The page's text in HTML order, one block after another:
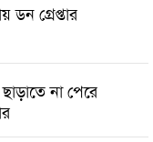
ডন গ্রেপ্তার
না পেরে